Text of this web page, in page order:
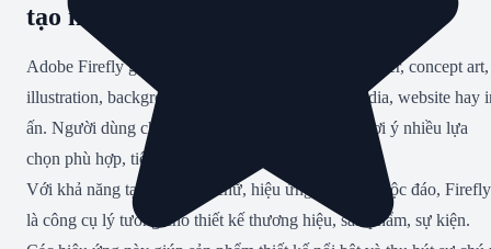
tạo nội dung số
Adobe Firefly giúp tạo nhanh hình ảnh, poster, banner, concept art,
illustration, background cho quảng cáo, social media, website hay
ấn. Người dùng chỉ cần nhập ý tưởng, Firefly sẽ gợi ý nhiều lựa
chọn phù hợp, tiết kiệm thời gian sáng tạo.
Với khả năng tạo hiệu ứng chữ, hiệu ứng hình ảnh độc đáo, Firefly
là công cụ lý tưởng cho thiết kế thương hiệu, sản phẩm, sự kiện.